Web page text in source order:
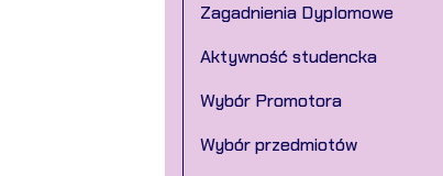
Zagadnienia Dyplomowe
Aktywność studencka
Wybór Promotora
Wybór przedmiotów